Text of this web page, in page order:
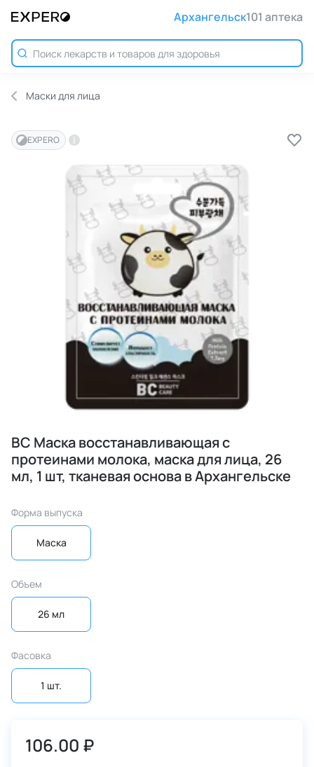
Архангельск101 аптека
Маски для лица
EXPERO
BC Маска восстанавливающая с
протеинами молока, маска для лица, 26
мл, 1 шт, тканевая основа в Архангельске
Форма выпуска
Маска
Объем
26 мл
Фасовка
1 шт.
106.00 ₽